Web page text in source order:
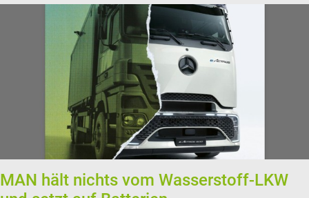
MAN hält nichts vom Wasserstoff-LKW